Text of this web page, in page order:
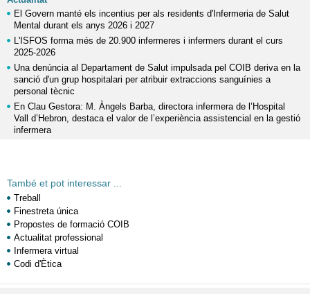
El Govern manté els incentius per als residents d'Infermeria de Salut
Mental durant els anys 2026 i 2027
L'ISFOS forma més de 20.900 infermeres i infermers durant el curs
2025-2026
Una denúncia al Departament de Salut impulsada pel COIB deriva en la
sanció d'un grup hospitalari per atribuir extraccions sanguínies a
personal tècnic
En Clau Gestora: M. Àngels Barba, directora infermera de l’Hospital
Vall d’Hebron, destaca el valor de l’experiència assistencial en la gestió
infermera
També et pot interessar ...
Treball
Finestreta única
Propostes de formació COIB
Actualitat professional
Infermera virtual
Codi d'Ètica